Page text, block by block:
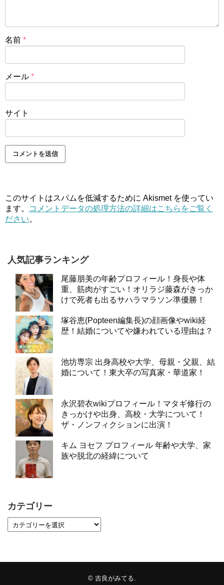
名前 *
メール *
サイト
このサイトはスパムを低減するために Akismet を使ってい
ます。
コメントデータの処理方法の詳細はこちらをご覧く
ださい。
人気記事ランキング
尾藤朋美の年齢プロフィール！身長や体
重、筋肉がすごい！オリラジ藤森がきっか
けで死者も出るサハラマラソン準優勝！
塚谷恵(Popteen編集長)の顔画像やwiki経
歴！結婚についてや嫌われている理由は？
池坊専宗 出身高校や大学、母親・父親、結
婚について！東大卒の写真家・華道家！
永沢碧衣wikiプロフィール！マタギ修行の
きっかけや出身、高校・大学について！
ザ・ノンフィクションに出演！
キム ヨセフ プロフィール 年齢や大学、家
族や脱北の経緯について
カテゴリー
© 吉良がみてる.